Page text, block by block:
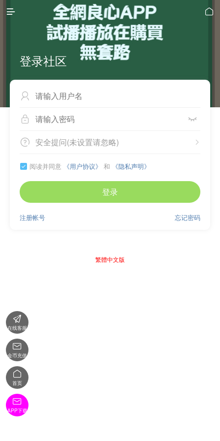
 
登录社区

 
 
安全提问(未设置请忽略)
 阅读并同意 《用户协议》 和 《隐私声明》
登录
忘记密码
注册帐号
繁體中文版

在线客服

金币充值

首页

APP下载